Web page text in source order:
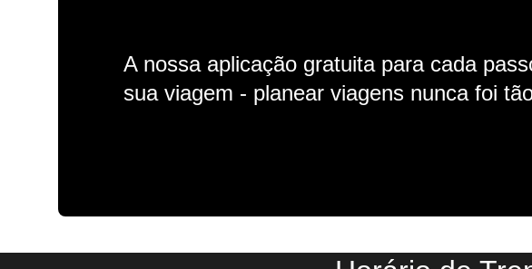
A nossa aplicação gratuita para cada
sua viagem - planear viagens nunca foi